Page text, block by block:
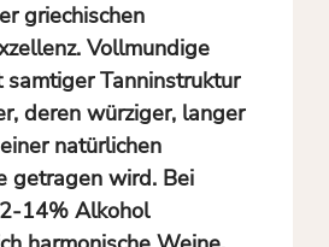
griechischen
Vollmundige
samtiger Tanninstruktur
deren würziger, langer
natürlichen
getragen wird. Bei
14% Alkohol